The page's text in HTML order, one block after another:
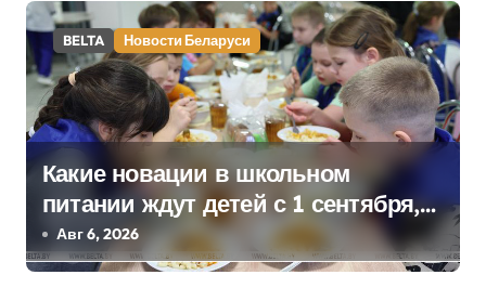
п
и
с
я
м
BELTA Новости Беларуси
Какие новации в школьном
питании ждут детей с 1 сентября,
рассказали в правительстве
Авг 6, 2026